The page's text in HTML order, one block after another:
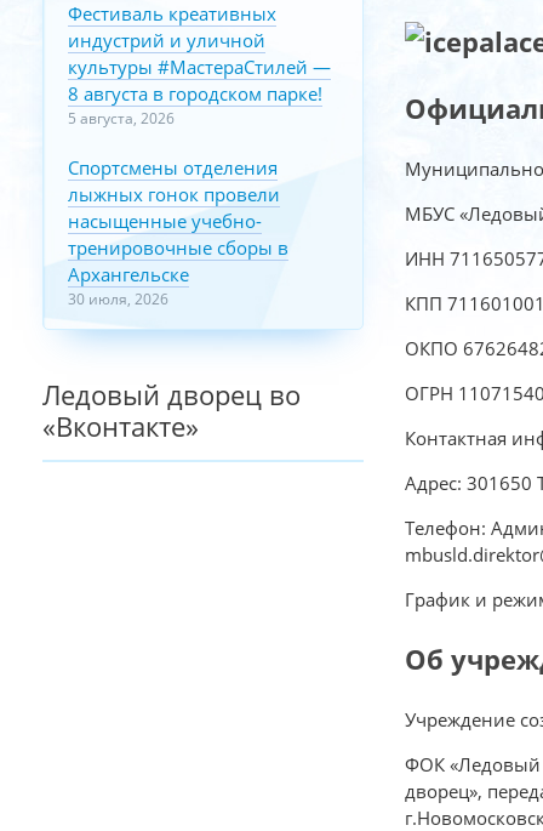
МБУС
ИНН
КПП
ОКПО
ОГРН
Контактная
Адрес: 301650
Телефон:
График и
Об
Учреждение
ФОК «Ледовый
дворец»,
Фестиваль креативных
индустрий и уличной
культуры #МастераСтилей —
8 августа в городском парке!
5 августа, 2026
Спортсмены отделения
лыжных гонок провели
насыщенные учебно-
тренировочные сборы в
Архангельске
30 июля, 2026
Ледовый дворец во
«Вконтакте»